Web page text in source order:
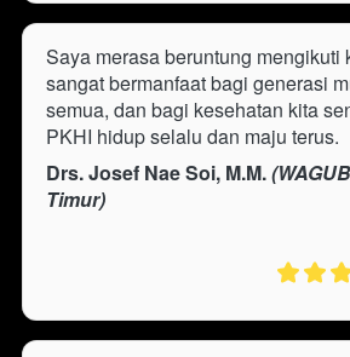
Saya merasa beruntung mengikuti
sangat bermanfaat bagi generasi
semua, dan bagi kesehatan kita
PKHI hidup selalu dan maju terus.
Drs. Josef Nae Soi, M.M.
Timur)